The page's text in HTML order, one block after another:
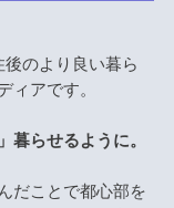
後のより良い暮ら
ィアです。
暮らせるように。
だことで都心部を